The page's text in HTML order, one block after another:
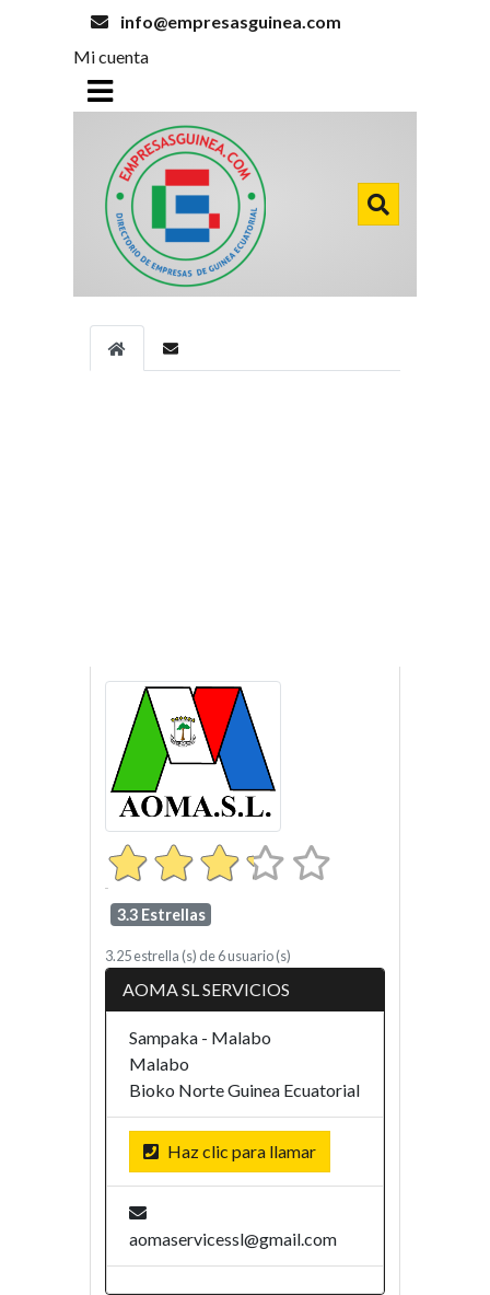
info@empresasguinea.com
Mi cuenta
3.3 Estrellas
3.25estrella (s) de6usuario (s)
AOMA SL SERVICIOS
Sampaka - Malabo
Malabo
Bioko NorteGuinea Ecuatorial
Haz clic para llamar
aomaservicessl@gmail.com